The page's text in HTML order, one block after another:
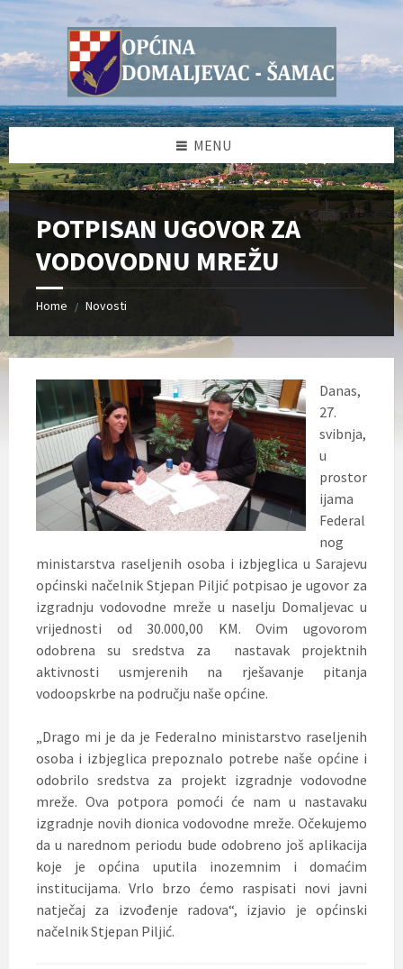
Skip
to
Skip
to
sidebar
Skip
to
sidebar
Skip
to
MENU
POTPISAN UGOVOR ZA
VODOVODNU MREŽU
Home / Novosti
Danas,
27.
svibnja,
u
prostor
ijama
Federal
nog
ministarstva raseljenih osoba i izbjeglica u Sarajevu
općinski načelnik Stjepan Piljić potpisao je ugovor za
izgradnju vodovodne mreže u naselju Domaljevac u
vrijednosti od 30.000,00 KM. Ovim ugovorom
odobrena su sredstva za nastavak projektnih
aktivnosti usmjerenih na rješavanje pitanja
vodoopskrbe na području naše općine.
„Drago mi je da je Federalno ministarstvo raseljenih
osoba i izbjeglica prepoznalo potrebe naše općine i
odobrilo sredstva za projekt izgradnje vodovodne
mreže. Ova potpora pomoći će nam u nastavaku
izgradnje novih dionica vodovodne mreže. Očekujemo
da u narednom periodu bude odobreno još aplikacija
koje je općina uputila inozemnim i domaćim
institucijama. Vrlo brzo ćemo raspisati novi javni
natječaj za izvođenje radova“, izjavio je općinski
načelnik Stjepan Piljić.